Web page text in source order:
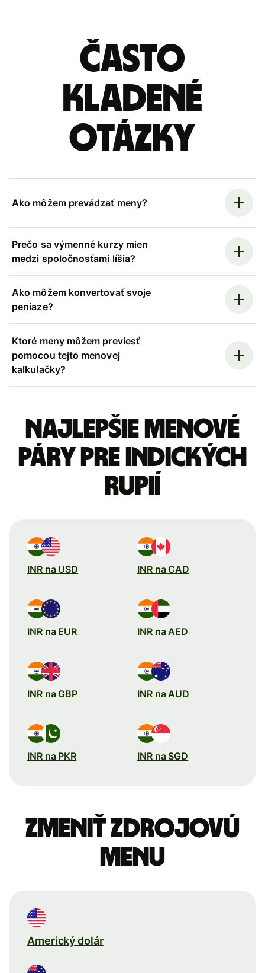
Často
kladené
otázky
Ako môžem prevádzať meny?
Prečo sa výmenné kurzy mien
medzi spoločnosťami líšia?
Ako môžem konvertovať svoje
peniaze?
Ktoré meny môžem previesť
pomocou tejto menovej
kalkulačky?
Najlepšie menové
páry pre Indických
rupií
INR na USD INR na CAD
INR na EUR INR na AED
INR na GBP INR na AUD
INR na PKR INR na SGD
Zmeniť zdrojovú
menu
Americký dolár